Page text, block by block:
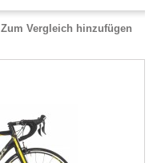
Zum Vergleich hinzufügen